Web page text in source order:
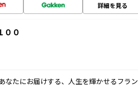
詳細を見る
００
なたにお届けする、人生を輝かせるフラン